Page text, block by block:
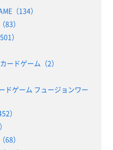
（134）
83）
）
ードゲーム（2）
ドゲーム フュージョンワー
）
68）